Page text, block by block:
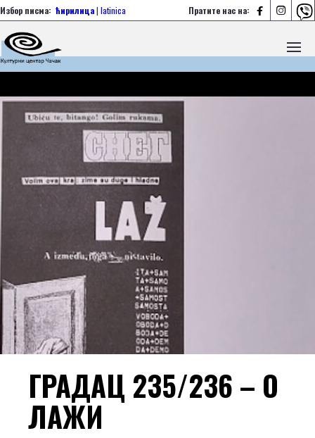
Пратите нас на:   
Избор писма: ћирилица| latinica
ГРАДАЦ 235/236 – О
ЛАЖИ